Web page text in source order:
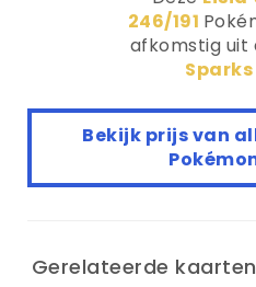
246/191
afkomstig uit
Sparks
Bekijk prijs van
Gerelateerde